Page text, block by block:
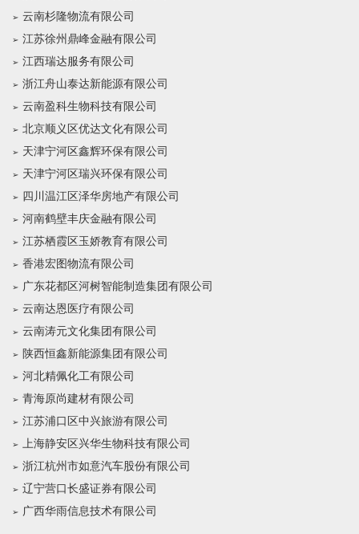
云南杉隆物流有限公司
江苏徐州鼎峰金融有限公司
江西瑞达服务有限公司
浙江舟山泰达新能源有限公司
云南盈科生物科技有限公司
北京顺义区优达文化有限公司
天津宁河区鑫辉环保有限公司
天津宁河区瑞兴环保有限公司
四川温江区泽华房地产有限公司
河南鹤壁丰庆金融有限公司
江苏栖霞区玉娇教育有限公司
香港宏图物流有限公司
广东花都区河树智能制造集团有限公司
云南达恩医疗有限公司
云南涛元文化集团有限公司
陕西恒鑫新能源集团有限公司
河北精佩化工有限公司
青海原尚建材有限公司
江苏浦口区中兴旅游有限公司
上海静安区兴华生物科技有限公司
浙江杭州市如意汽车股份有限公司
辽宁营口长盛证券有限公司
广西华雨信息技术有限公司